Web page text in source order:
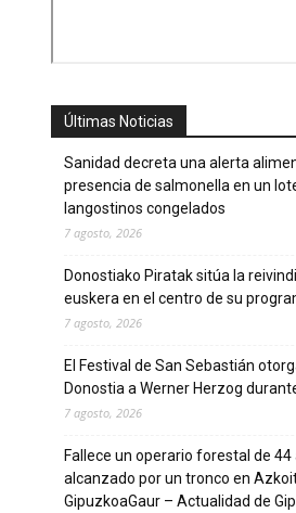
Últimas Noticias
Sanidad decreta una alerta
presencia de salmonella en un
langostinos congelados
7 agosto, 2026
Donostiako Piratak sitúa la
euskera en el centro de su
7 agosto, 2026
El Festival de San Sebastián
Donostia a Werner Herzog
7 agosto, 2026
Fallece un operario forestal de
alcanzado por un tronco en
GipuzkoaGaur – Actualidad de